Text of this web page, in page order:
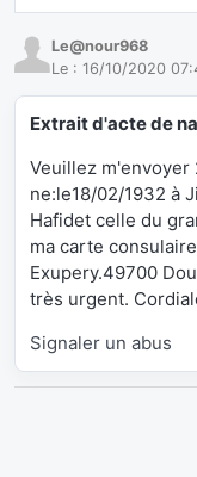
Le@nour968
Le : 16/10/2020
Extrait d'acte de
Veuillez m'envoyer
ne:le18/02/1932 à
Hafidet celle du
ma carte
Exupery.49700
très urgent.
Signaler un abus